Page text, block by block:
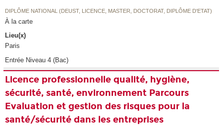
DIPLÔME NATIONAL (DEUST, LICENCE, MASTER, DOCTORAT, DIPLÔME D'ETAT)
À la carte
Lieu(x)
Paris
Entrée Niveau 4 (Bac)
Licence professionnelle qualité, hygiène,
sécurité, santé, environnement Parcours
Evaluation et gestion des risques pour la
santé/sécurité dans les entreprises